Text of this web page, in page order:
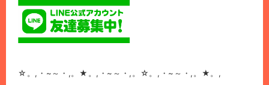
☆。,・~～・,。★。,・~～・,。☆。,・~～・,。★。,